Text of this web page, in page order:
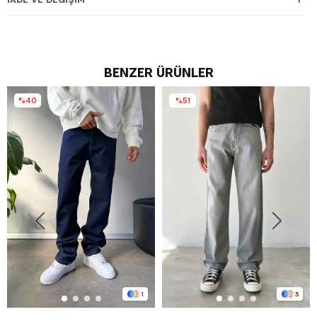
BENZER ÜRÜNLER
1
%40
3
%51